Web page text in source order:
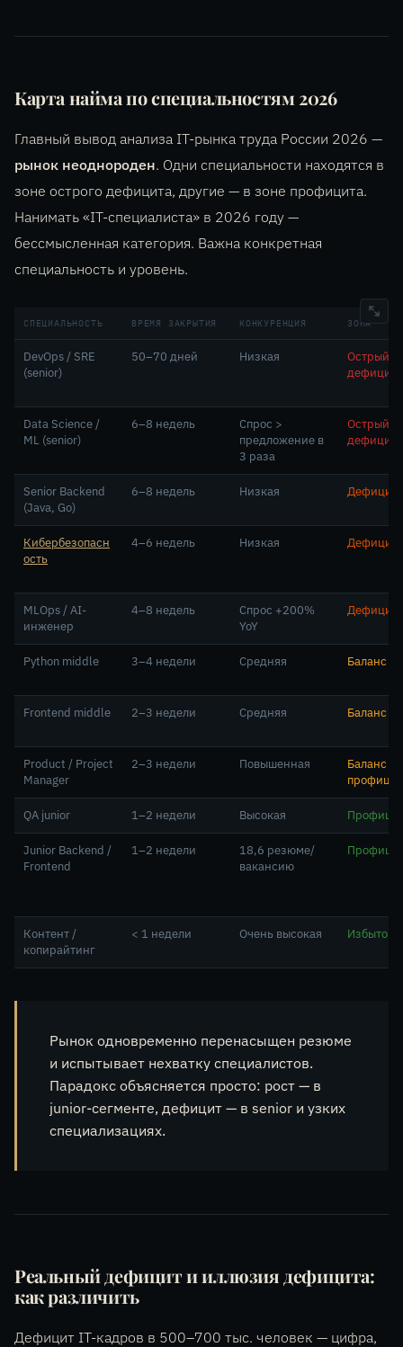
Карта найма по специальностям 2026
Главный вывод анализа IT-рынка труда России 2026 —
рынок неоднороден. Одни специальности находятся в
зоне острого дефицита, другие — в зоне профицита.
Нанимать «IT-специалиста» в 2026 году —
бессмысленная категория. Важна конкретная
специальность и уровень.
СПЕЦИАЛЬНОСТЬ ВРЕМЯ ЗАКРЫТИЯ КОНКУРЕНЦИЯ ЗОНА
DevOps / SRE
(senior)
50–70 дней Низкая
Острый
дефицит
Data Science /
ML (senior)
6–8 недель
Спрос >
предложение в
3 раза
Острый
дефицит
Senior Backend
(Java, Go)
6–8 недель Низкая Дефицит
Кибербезопасн
ость
4–6 недель Низкая Дефицит
MLOps / AI-
инженер
4–8 недель
Спрос +200%
YoY
Дефицит
Python middle 3–4 недели Средняя Баланс
Frontend middle 2–3 недели Средняя Баланс
Product / Project
Manager
2–3 недели Повышенная
Баланс →
профицит
QA junior 1–2 недели Высокая
Junior Backend /
Frontend
1–2 недели
18,6 резюме/
вакансию
Контент /
копирайтинг
< 1 недели Очень высокая Избыток
Рынок одновременно перенасыщен резюме
и испытывает нехватку специалистов.
Парадокс объясняется просто: рост — в
junior-сегменте, дефицит — в senior и узких
специализациях.
Реальный дефицит и иллюзия дефицита:
как различить
Дефицит IT-кадров в 500–700 тыс. человек — цифра,